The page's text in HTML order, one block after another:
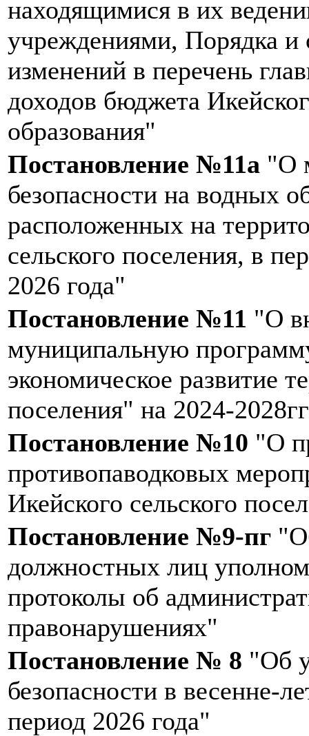
находящимися в их
учреждениями, Порядка и
изменений в перечень
доходов бюджета
образования"
Постановление №11а "О
безопасности на водных
расположенных на
сельского поселения, в
2026 года"
Постановление №11 "О
муниципальную
экономическое развитие
поселения" на 2024-2028гг
Постановление №10 "О
противопаводковых
Икейского сельского
Постановление №9-пг
должностных лиц
протоколы об
правонарушениях"
Постановление № 8 "Об
безопасности в весенне-
период 2026 года"